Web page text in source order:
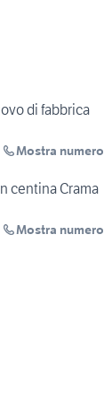
di fabbrica
Mostra numero
centina Crama
Mostra numero